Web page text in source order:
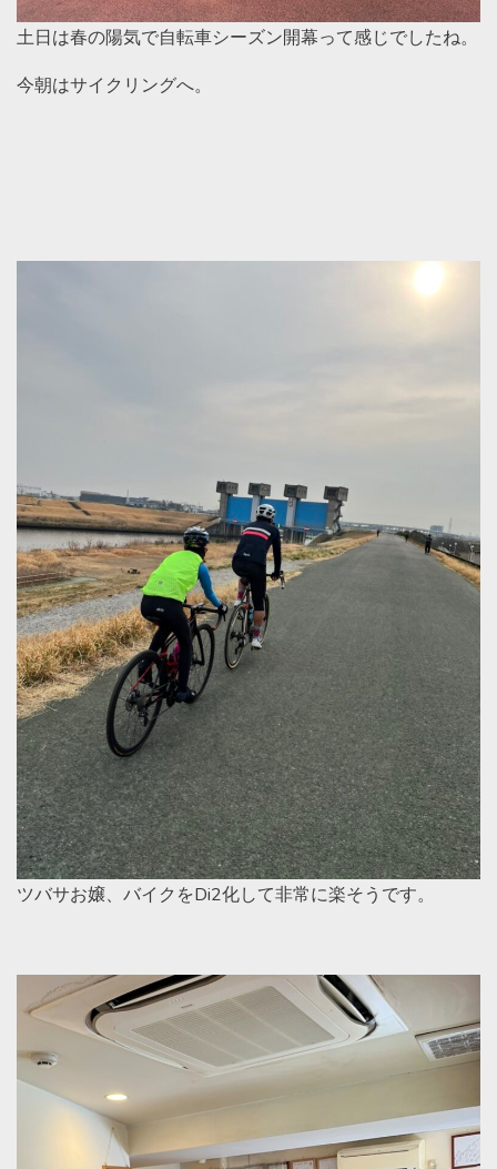
土日は春の陽気で自転車シーズン開幕って感じでしたね。
今朝はサイクリングへ。
ツバサお嬢、バイクをDi2化して非常に楽そうです。